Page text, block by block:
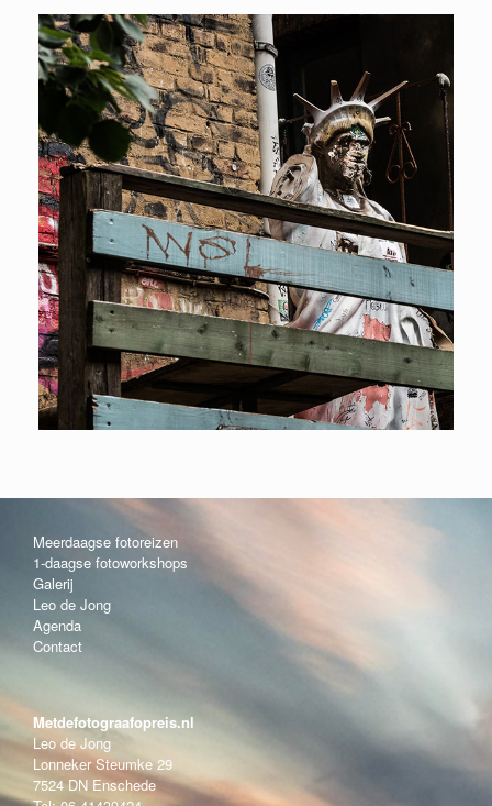
Meerdaagse fotoreizen
1-daagse fotoworkshops
Galerij
Leo de Jong
Agenda
Contact
Metdefotograafopreis.nl
Leo de Jong
Lonneker Steumke 29
7524 DN Enschede